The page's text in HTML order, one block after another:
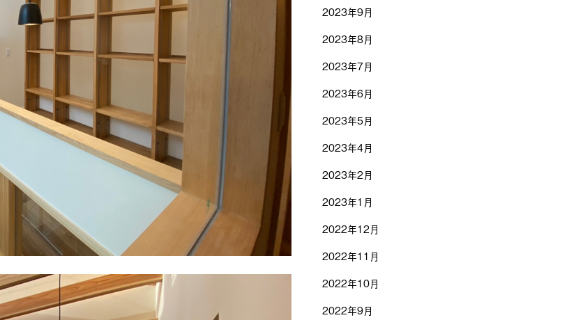
2023年9月
2023年8月
2023年7月
2023年6月
2023年5月
2023年4月
2023年2月
2023年1月
2022年12月
2022年11月
2022年10月
2022年9月